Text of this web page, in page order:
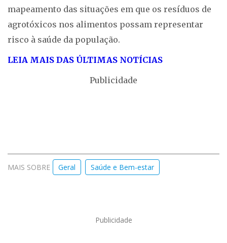
mapeamento das situações em que os resíduos de
agrotóxicos nos alimentos possam representar
risco à saúde da população.
LEIA MAIS DAS ÚLTIMAS NOTÍCIAS
Publicidade
MAIS SOBRE Geral Saúde e Bem-estar
Publicidade